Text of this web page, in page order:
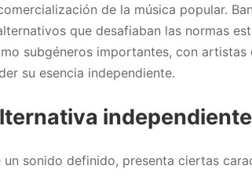
de la música popular.
que desafiaban las normas
subgéneros importantes, con artistas
su esencia independiente.
independiente
sonido definido, presenta ciertas